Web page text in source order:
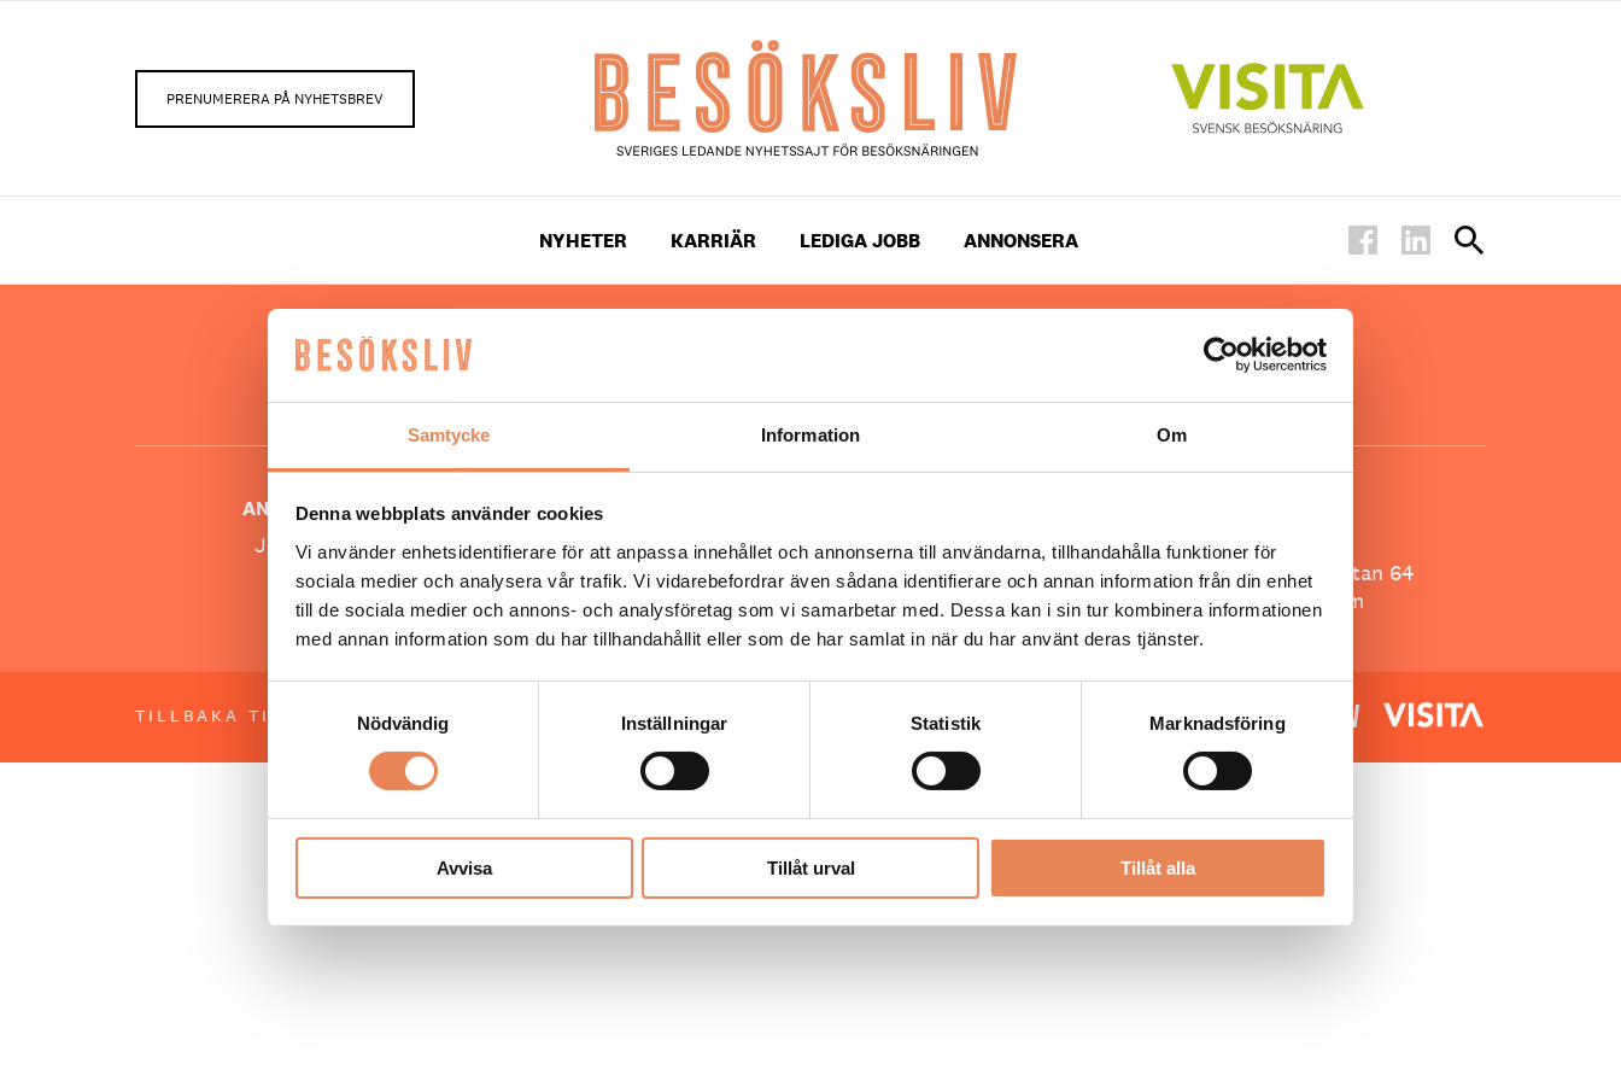
Samtycke Information Om
Denna webbplats använder cookies
Vi använder enhetsidentifierare för att anpassa innehållet och annonserna till användarna, tillhandahålla funktioner för
sociala medier och analysera vår trafik. Vi vidarebefordrar även sådana identifierare och annan information från din enhet
till de sociala medier och annons- och analysföretag som vi samarbetar med. Dessa kan i sin tur kombinera informationen
med annan information som du har tillhandahållit eller som de har samlat in när du har använt deras tjänster.
Nödvändig
Inställningar Statistik Marknadsföring
Avvisa Tillåt urval Tillåt alla
PRENUMERERA PÅ NYHETSBREV
NYHETER KARRIÄR LEDIGA JOBB ANNONSERA
Hos oss läser du landets mest uppdaterade nyheter och snackisar inom
besöksnäringen. Besöksliv i sin tryckta form är ett affärsmagasin för ägare
ANSVARIG UTGIVARE
Jonas Siljhammar
Allt material på besoksliv.se är skyddat
enligt lagen om upphovsrätt.
Besöksliv
Spoon, Brännkyrkagatan 64
118 23 Stockholm
TILLBAKA TILL TOPPEN OM BESÖKSLIV PRENUMERERA ANNONSERA